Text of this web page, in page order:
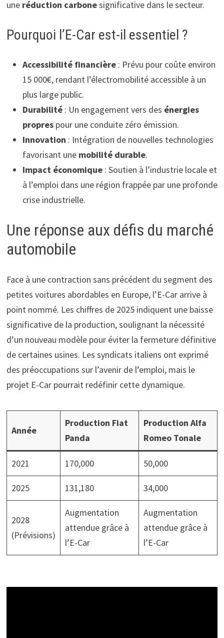
une réduction carbonesignificative dans le secteur.
Pourquoi l’E-Car est-il essentiel ?
Accessibilité financière: Prévu pour coûte environ
15 000€, rendant l’électromobilité accessible à un
plus large public.
Durabilité: Un engagement vers des énergies
proprespour une conduite zéro émission.
Innovation : Intégration de nouvelles technologies
favorisant une mobilité durable.
Impact économique: Soutien à l’industrie locale et
à l’emploi dans une région frappée par une profonde
crise industrielle.
Une réponse aux défis du marché
automobile
Face à une contraction sans précédent du segment des
petites voitures abordables en Europe, l’E-Car arrive à
point nommé. Les chiffres de 2025 indiquent une baisse
significative de la production, soulignant la nécessité
d’un nouveau modèle pour éviter la fermeture définitive
de certaines usines. Les syndicats italiens ont exprimé
des préoccupations sur l’avenir de l’emploi, mais le
projet E-Car pourrait redéfinir cette dynamique.
Année
Production Fiat
Panda
Production Alfa
Romeo Tonale
2021 170,000 50,000
2025 131,180 34,000
2028
(Prévisions)
Augmentation
attendue grâce à
l’E-Car
Augmentation
attendue grâce à
l’E-Car